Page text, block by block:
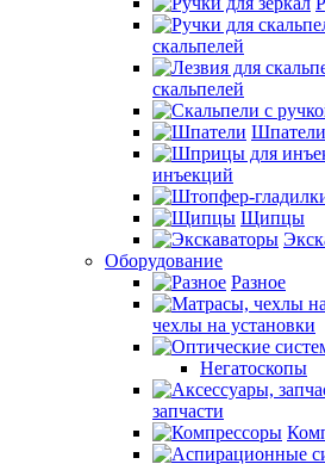
скальпелей
скальпелей
Шпатели
инъекций
Щипцы
Оборудование
Разное
чехлы на установки
Негатоскопы
запчасти